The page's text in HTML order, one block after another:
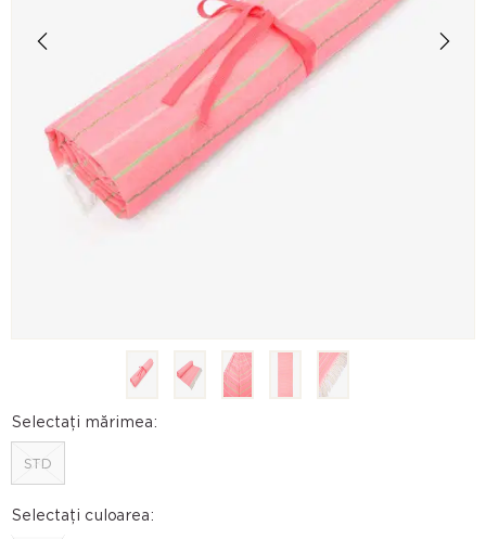
Selectați mărimea:
STD
Selectați culoarea: